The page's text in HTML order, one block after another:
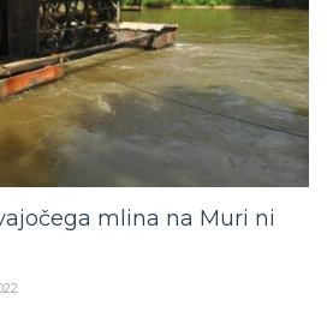
mlina na Muri ni